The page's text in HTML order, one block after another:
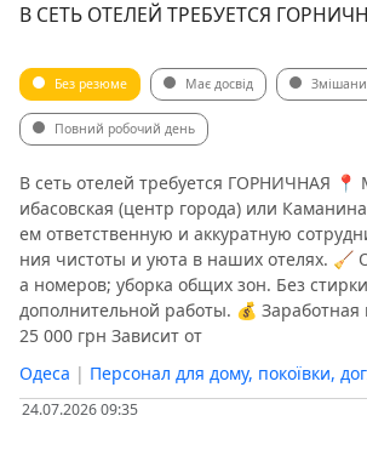
В СЕТЬ ОТЕЛЕЙ ТРЕБУЕТСЯ
Без резюме Має досвід
Повний робочий день
В сеть отелей требуется ГОРНИЧНАЯ 📍
ибасовская (центр города) или
ем ответственную и аккуратную
ния чистоты и уюта в наших отелях. 🧹
а номеров; уборка общих зон. Без
дополнительной работы. 💰 Заработная
25 000 грн Зависит от
Одеса | Персонал для дому, покоївки,
24.07.2026 09:35